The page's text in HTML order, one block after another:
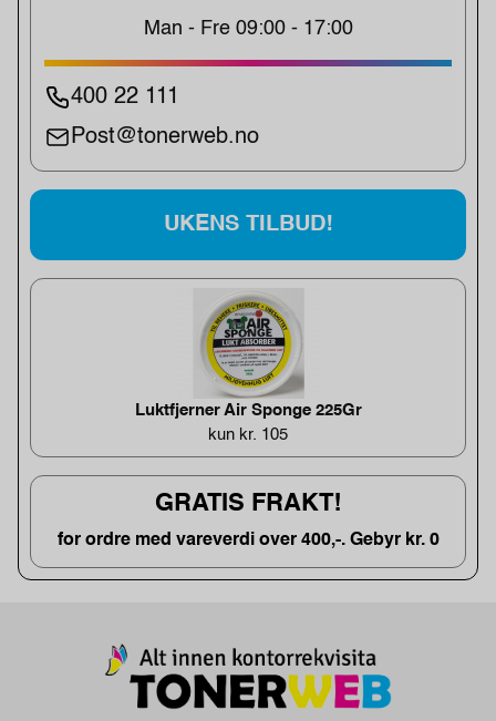
Man - Fre 09:00 - 17:00
400 22 111
Post@tonerweb.no
UKENS TILBUD!
Luktfjerner Air Sponge 225Gr
kun kr. 105
GRATIS FRAKT!
for ordre med vareverdi over 400,-. Gebyr kr. 0